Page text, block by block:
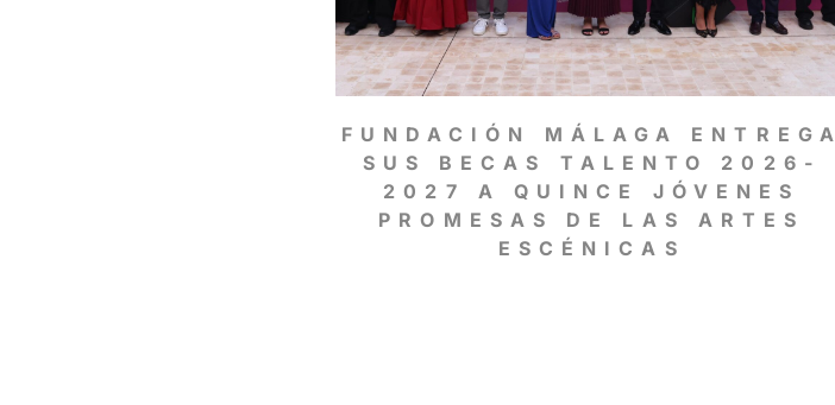
FUNDACIÓN MÁLAGA ENTREGA
SUS BECAS TALENTO 2026-
2027 A QUINCE JÓVENES
PROMESAS DE LAS ARTES
ESCÉNICAS